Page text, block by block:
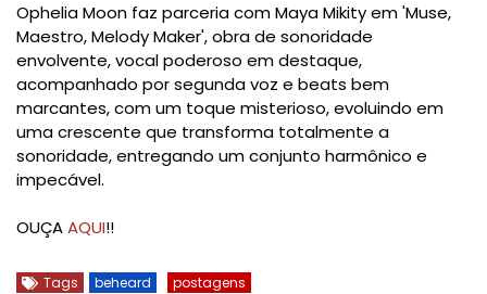
Ophelia Moon faz parceria com Maya Mikity em 'Muse,
Maestro, Melody Maker', obra de sonoridade
envolvente, vocal poderoso em destaque,
acompanhado por segunda voz e beats bem
marcantes, com um toque misterioso, evoluindo em
uma crescente que transforma totalmente a
sonoridade, entregando um conjunto harmônico e
impecável.
OUÇAAQUI!!
Tags beheard postagens